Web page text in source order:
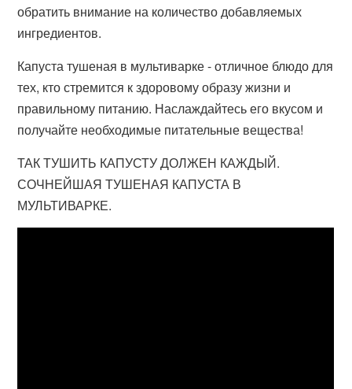
обратить внимание на количество добавляемых
ингредиентов.
Капуста тушеная в мультиварке - отличное блюдо для
тех, кто стремится к здоровому образу жизни и
правильному питанию. Наслаждайтесь его вкусом и
получайте необходимые питательные вещества!
ТАК ТУШИТЬ КАПУСТУ ДОЛЖЕН КАЖДЫЙ.
СОЧНЕЙШАЯ ТУШЕНАЯ КАПУСТА В
МУЛЬТИВАРКЕ.